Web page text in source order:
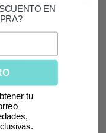
detalle de
EN
tu